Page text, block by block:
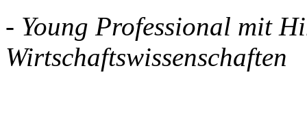
- Young Professional mit
Wirtschaftswissenschaften